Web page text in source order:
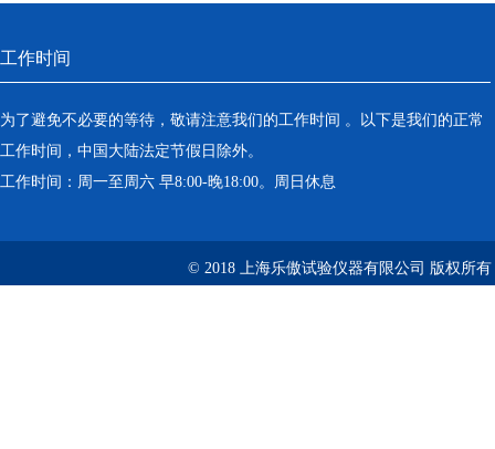
工作时间
为了避免不必要的等待，敬请注意我们的工作时间 。以下是我们的正常
工作时间，中国大陆法定节假日除外。
工作时间：周一至周六 早8:00-晚18:00。周日休息
© 2018 上海乐傲试验仪器有限公司 版权所